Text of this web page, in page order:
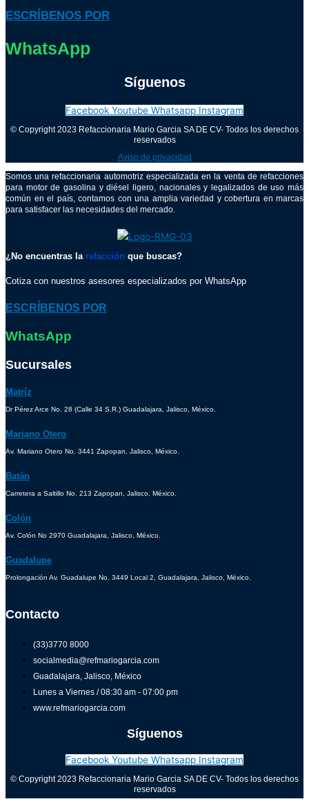
ESCRÍBENOS POR
WhatsApp
Síguenos
Facebook Youtube Whatsapp Instagram
© Copyright 2023 Refaccionaria Mario Garcia SA DE CV- Todos los derechos
reservados
Aviso de privacidad
Somos una refaccionaria automotriz especializada en la venta de refacciones
para motor de gasolina y diésel ligero, nacionales y legalizados de uso más
común en el país, contamos con una amplia variedad y cobertura en marcas
para satisfacer las necesidades del mercado.
¿No encuentras la refacción que buscas?
Cotiza con nuestros asesores especializados por WhatsApp
ESCRÍBENOS POR
WhatsApp
Sucursales
Matríz
Dr Pérez Arce No. 28 (Calle 34 S.R.) Guadalajara, Jalisco, México.
Mariano Otero
Av. Mariano Otero No. 3441 Zapopan, Jalisco, México.
Batán
Carretera a Saltillo No. 213 Zapopan, Jalisco, México.
Colón
Av. Colón No 2970 Guadalajara, Jalisco, México.
Guadalupe
Prolongación Av. Guadalupe No. 3449 Local 2, Guadalajara, Jalisco, México.
Contacto
(33)3770 8000
socialmedia@refmariogarcia.com
Guadalajara, Jalisco, México
Lunes a Viernes / 08:30 am - 07:00 pm
www.refmariogarcia.com
Síguenos
Facebook Youtube Whatsapp Instagram
© Copyright 2023 Refaccionaria Mario Garcia SA DE CV- Todos los derechos
reservados